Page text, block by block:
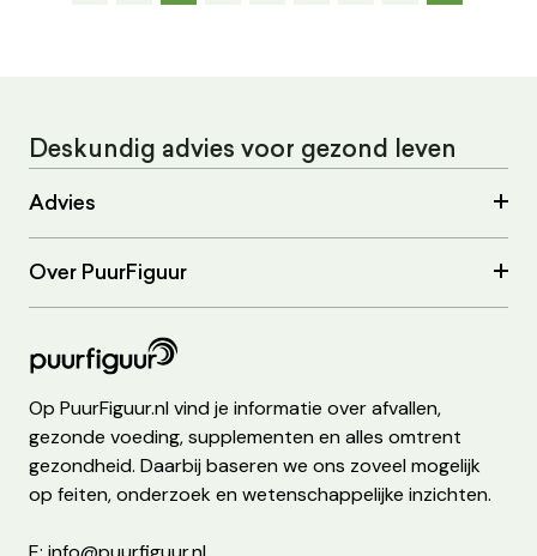
Deskundig advies voor gezond leven
Advies
Over PuurFiguur
Op PuurFiguur.nl vind je informatie over afvallen,
gezonde voeding, supplementen en alles omtrent
gezondheid. Daarbij baseren we ons zoveel mogelijk
op feiten, onderzoek en wetenschappelijke inzichten.